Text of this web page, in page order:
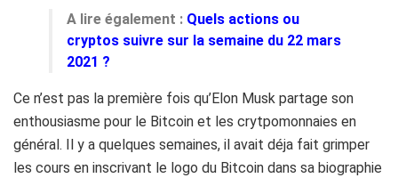
A lire également : Quels actions ou
cryptos suivre sur la semaine du 22 mars
2021 ?
Ce n’est pas la première fois qu’Elon Musk partage son
enthousiasme pour le Bitcoin et les crytpomonnaies en
général. Il y a quelques semaines, il avait déja fait grimper
les cours en inscrivant le logo du Bitcoin dans sa biographie